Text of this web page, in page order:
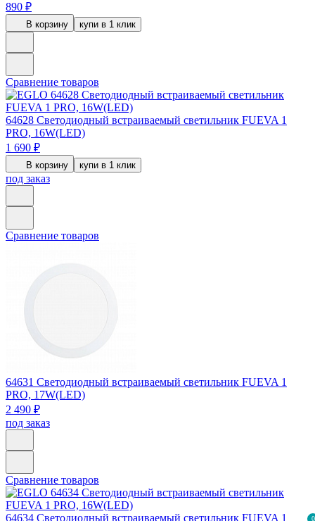
0
890 ₽
В корзину купи в 1 клик
Сравнение товаров
64628 Светодиодный встраиваемый светильник FUEVA 1
PRO, 16W(LED)
1 690 ₽
В корзину купи в 1 клик
под заказ
Сравнение товаров
64631 Светодиодный встраиваемый светильник FUEVA 1
PRO, 17W(LED)
2 490 ₽
под заказ
Сравнение товаров
64634 Светодиодный встраиваемый светильник FUEVA 1